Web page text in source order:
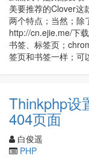
美要推荐的Clover这
两个特点；当然；除
http://cn.ejie.me/下
书签、标签页；
签页和书签一样；可
Thinkphp设
404页面
白俊遥
PHP